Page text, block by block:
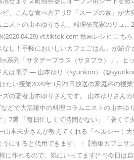
、こんな食べ方アリ!? 「スープの素」が
ストの山本ゆりさん、料理研究家のリュ
vt.tiktok.com 動画レシピ こち
し！手軽においしいカフェごはん」が紹
系列「サタデープラス（サタプラ）」、
は電子 — 山本ゆり（syunkon）
たい授業2020年3月21日放送の家庭科の授
の著者山本ゆりさんです。 山本ゆりさん
どで大活躍中の料理コラムニストの山本
7選 「毎日忙しくて時間がない」「暑く
山本未央さんが教えてくれる「ヘルシー！
にすると代用できます。 ↑【簡単カフェ
に作れるので、気にいってます(^ ^)今日